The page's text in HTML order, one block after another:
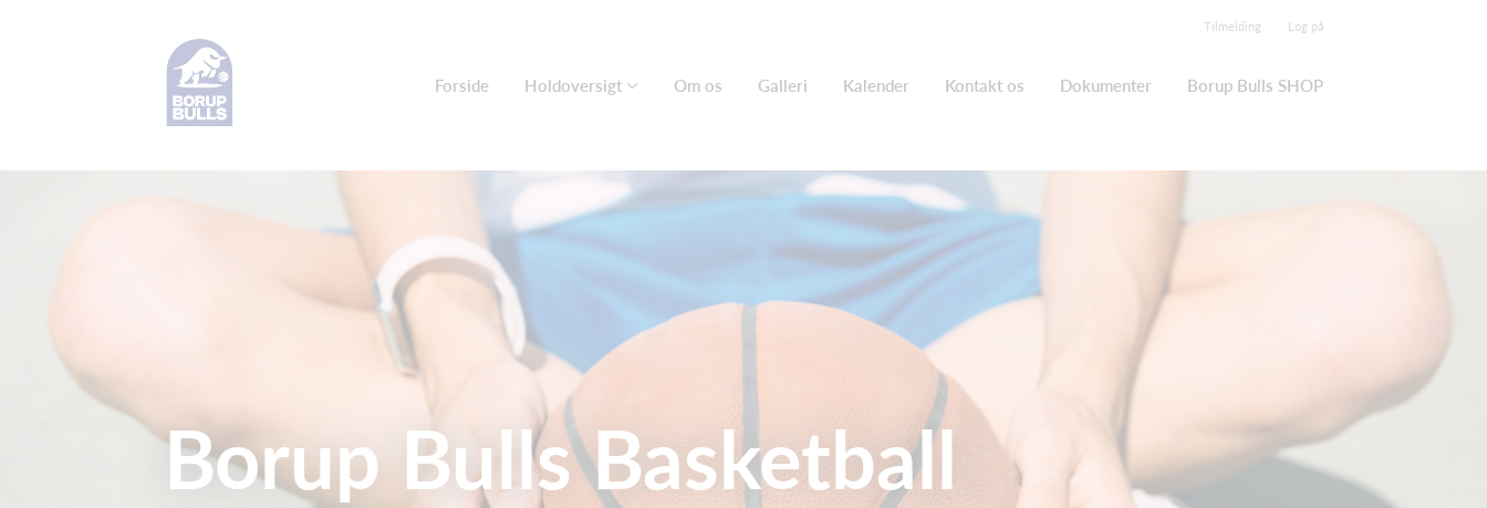
Tilmelding Log på
Forside Holdoversigt Om os Galleri Kalender Kontakt os Dokumenter Borup Bulls SHOP
Borup Bulls Basketball